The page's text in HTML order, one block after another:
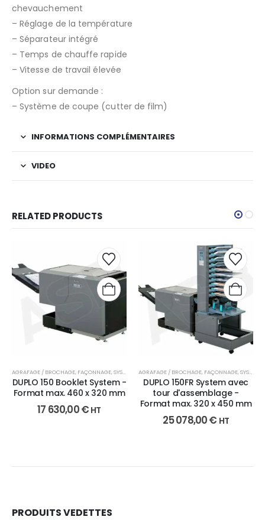
chevauchement
– Réglage de la température
– Séparateur intégré
– Temps de chauffe rapide
– Vitesse de travail élevée
Option sur demande :
– Système de coupe (cutter de film)
INFORMATIONS COMPLÉMENTAIRES
VIDEO
RELATED PRODUCTS
AGRAFAGE / BROCHAGE, FAÇONNAGE,SYSTÈME DE BROCHAGE
DUPLO 150 Booklet System -
Format max. 460 x 320 mm
17 630,00€ HT
AGRAFAGE / BROCHAGE, FAÇONNAGE,SYSTÈME DE BROCHAGE
DUPLO 150FR System avec
tour d'assemblage -
Format max. 320 x 450 mm
25 078,00€ HT
PRODUITS VEDETTES